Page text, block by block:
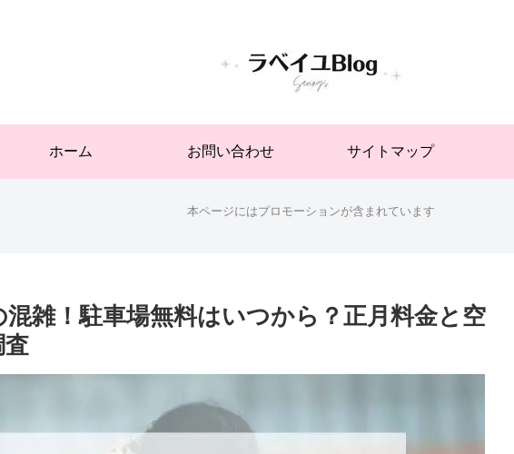
ホーム お問い合わせ サイトマップ
本ページにはプロモーションが含まれています
雑！駐車場無料はいつから？正月料金と空
査